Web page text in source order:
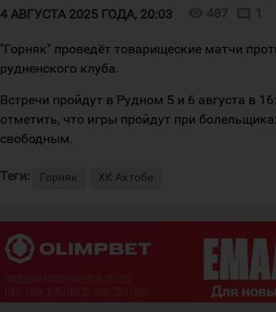
4 АВГУСТА 2025 ГОДА, 20:03 487 1
"Горняк" проведёт товарищеские матчи
рудненского клуба.
Встречи пройдут в Рудном 5 и 6 августа в
отметить, что игры пройдут при
свободным.
Теги: Горняк ХК Актобе